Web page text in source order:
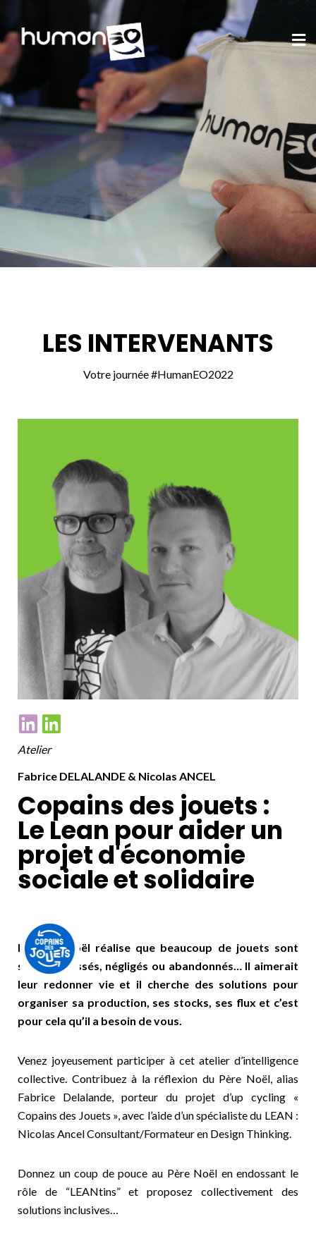
LES INTERVENANTS
Votre journée #HumanEO2022
Atelier
Fabrice DELALANDE & Nicolas ANCEL
Copains des jouets :
Le Lean pour aider un
projet d'économie
sociale et solidaire
Le Père Noël réalise que beaucoup de jouets sont
souvent cassés, négligés ou abandonnés… Il aimerait
leur redonner vie et il cherche des solutions pour
organiser sa production, ses stocks, ses flux et c’est
pour cela qu’il a besoin de vous.
Venez joyeusement participer à cet atelier d’intelligence
collective. Contribuez à la réflexion du Père Noël, alias
Fabrice Delalande, porteur du projet d’up cycling «
Copains des Jouets », avec l’aide d’un spécialiste du LEAN :
Nicolas Ancel Consultant/Formateur en Design Thinking.
Donnez un coup de pouce au Père Noël en endossant le
rôle de “LEANtins” et proposez collectivement des
solutions inclusives…